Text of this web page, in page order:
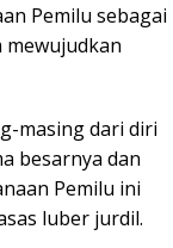
Pemilu sebagai
masing dari diri
besarnya dan
Pemilu ini
luber jurdil.